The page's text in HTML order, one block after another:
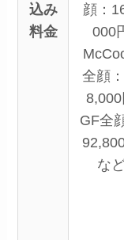
込み
料金
顔：
000
全顔
8,000
GF全
な